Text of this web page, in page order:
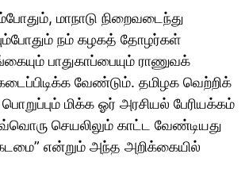
மாநாடு நிறைவடைந்து
நம் கழகத் தோழர்கள்
பாதுகாப்பையும் ராணுவக்
வேண்டும். தமிழக வெற்றிக்
மிக்க ஓர் அரசியல் பேரியக்கம்
செயலிலும் காட்ட வேண்டியது
என்றும் அந்த அறிக்கையில்